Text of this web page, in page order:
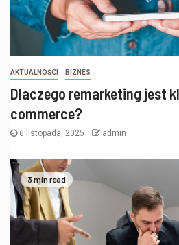
AKTUALNOŚCI BIZNES
Dlaczego remarketing jest
commerce?
6 listopada, 2025 admin
3 min read